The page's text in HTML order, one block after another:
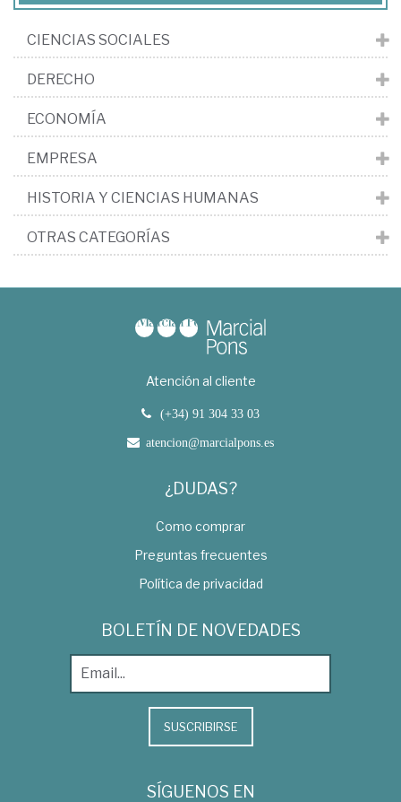
CIENCIAS SOCIALES
DERECHO
ECONOMÍA
EMPRESA
HISTORIA Y CIENCIAS HUMANAS
OTRAS CATEGORÍAS
Atención al cliente
(+34) 91 304 33 03
atencion@marcialpons.es
¿DUDAS?
Como comprar
Preguntas frecuentes
Política de privacidad
BOLETÍN DE NOVEDADES
SUSCRIBIRSE
SÍGUENOS EN